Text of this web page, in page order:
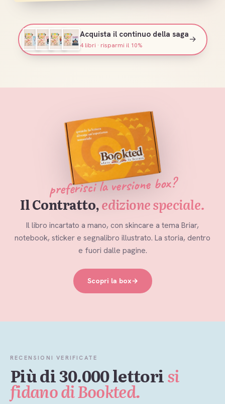
Acquista il continuo della saga
4 libri · risparmi il 10%
→
preferisci la versione box?
Il Contratto,edizione speciale.
Il libro incartato a mano, con skincare a tema Briar,
notebook, sticker e segnalibro illustrato. La storia, dentro
e fuori dalle pagine.
Scopri la box→
RECENSIONI VERIFICATE
Più di 30.000 lettorisi
fidano di Bookted.